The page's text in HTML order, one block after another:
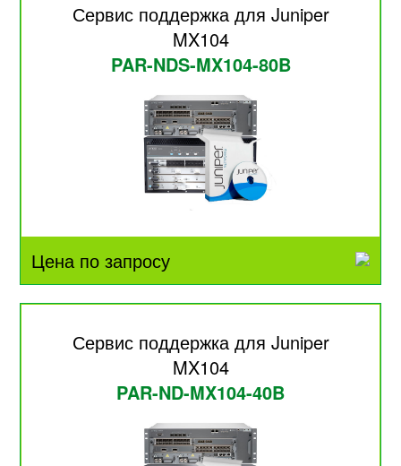
Сервис поддержка для Juniper
MX104
PAR-NDS-MX104-80B
Цена по запросу
Сервис поддержка для Juniper
MX104
PAR-ND-MX104-40B